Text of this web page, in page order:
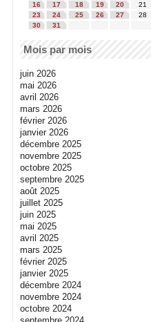
16
17 18 19 20 21
23
24 25 26 27 28
30
31
Mois par mois
juin 2026
mai 2026
avril 2026
mars 2026
février 2026
janvier 2026
décembre 2025
novembre 2025
octobre 2025
septembre 2025
août 2025
juillet 2025
juin 2025
mai 2025
avril 2025
mars 2025
février 2025
janvier 2025
décembre 2024
novembre 2024
octobre 2024